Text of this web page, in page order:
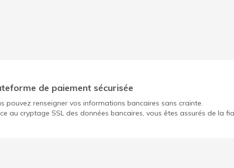
de paiement sécurisée
pouvez renseigner vos informations bancaires sans crainte.
au cryptage SSL des données bancaires, vous êtes assurés de la